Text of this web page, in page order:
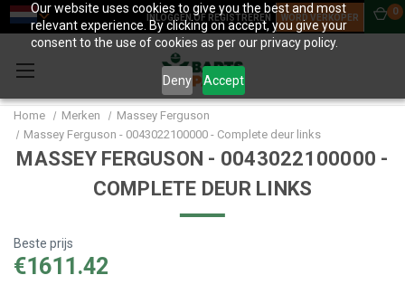
Our website uses cookies to give you the best and most
relevant experience. By clicking on accept, you give your
consent to the use of cookies as per our privacy policy.
Deny Accept
INLOGGEN OF REGISTREREN WORD VERKOPER
0
Home Merken
Massey Ferguson
Massey Ferguson - 0043022100000 - Complete deur links
MASSEY FERGUSON - 0043022100000 -
COMPLETE DEUR LINKS
Beste prijs
€1611.42